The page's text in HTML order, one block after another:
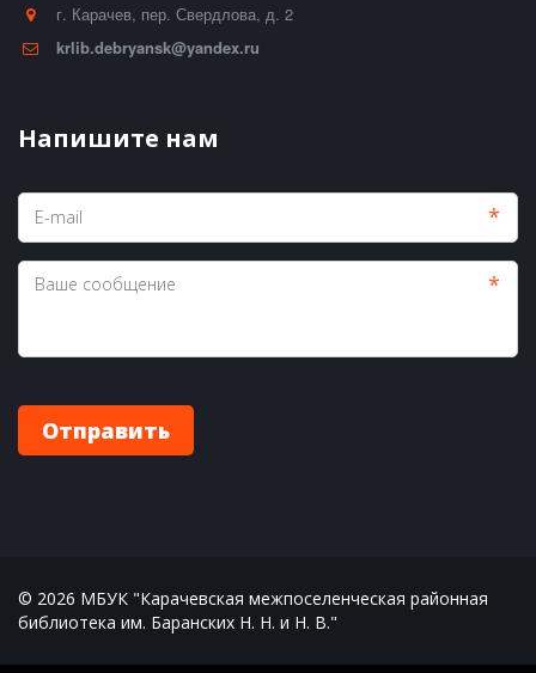
г. Карачев, пер. Свердлова, д. 2
krlib.debryansk@yandex.ru
Напишите нам
*
*
Отправить
© 2026 МБУК "Карачевская межпоселенческая районная
библиотека им. Баранских Н. Н. и Н. В."